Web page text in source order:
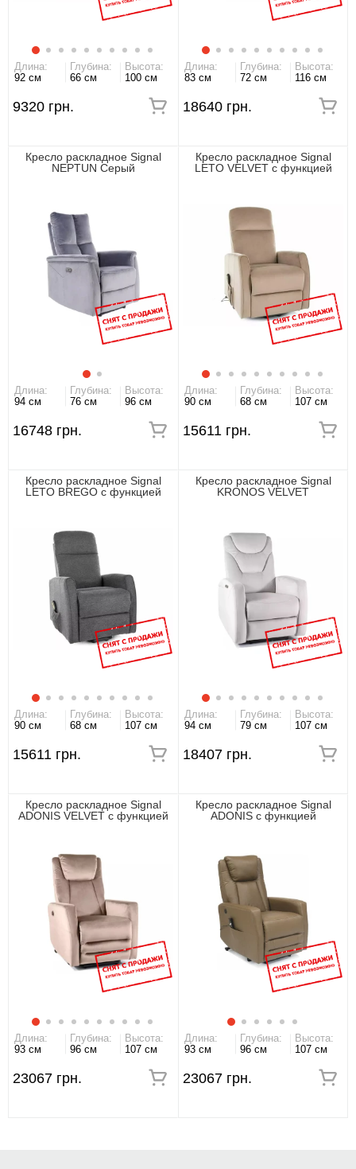
Длина:
92 см
Глубина:
66 см
Высота:
100 см
9320 грн.
Длина:
83 см
Глубина:
72 см
Высота:
116 см
18640 грн.
Кресло раскладное Signal
NEPTUN Серый
Длина:
94 см
Глубина:
76 см
Высота:
96 см
16748 грн.
Кресло раскладное Signal
LETO VELVET с функцией
Длина:
90 см
Глубина:
68 см
Высота:
107 см
15611 грн.
Кресло раскладное Signal
LETO BREGO с функцией
Длина:
90 см
Глубина:
68 см
Высота:
107 см
15611 грн.
Кресло раскладное Signal
KRONOS VELVET
Длина:
94 см
Глубина:
79 см
Высота:
107 см
18407 грн.
Кресло раскладное Signal
ADONIS VELVET с функцией
Длина:
93 см
Глубина:
96 см
Высота:
107 см
23067 грн.
Кресло раскладное Signal
ADONIS с функцией
Длина:
93 см
Глубина:
96 см
Высота:
107 см
23067 грн.